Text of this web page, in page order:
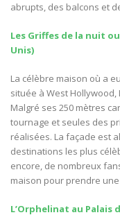
abrupts, des balcons et
Les Griffes de la nuit
Unis)
La célèbre maison où a
située à West Hollywood,
Malgré ses 250 mètres
tournage et seules des
réalisées. La façade est
destinations les plus
encore, de nombreux
maison pour prendre
L’Orphelinat au Palais